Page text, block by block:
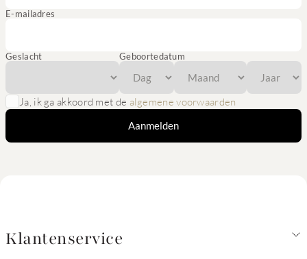
E-mailadres
Geslacht Geboortedatum
Ja, ik ga akkoord met de algemene voorwaarden
Aanmelden
Klantenservice